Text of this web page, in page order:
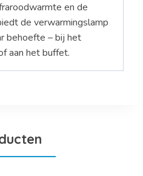
en de
de verwarmingslamp
behoefte – bij het
aan het buffet.